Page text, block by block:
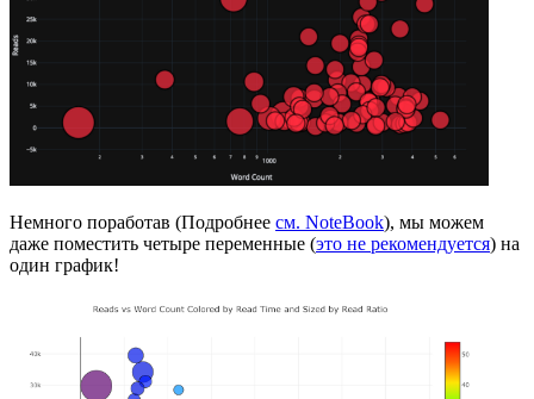
Немного поработав (Подробнее см. NoteBook), мы можем
даже поместить четыре переменные (это не рекомендуется) на
один график!